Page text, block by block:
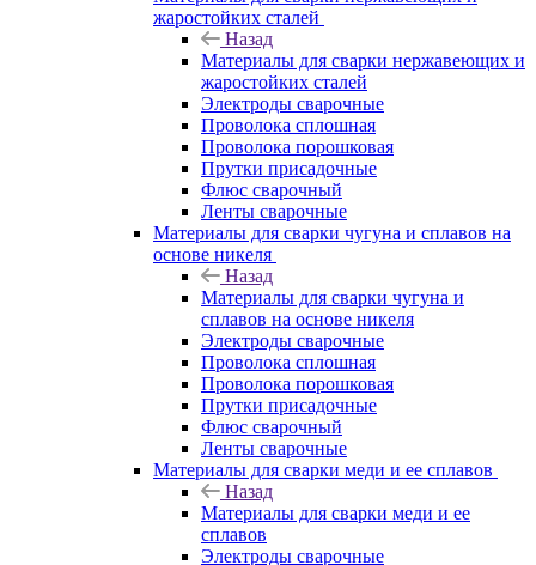
жаростойких сталей
Назад
Материалы для сварки нержавеющих и
жаростойких сталей
Электроды сварочные
Проволока сплошная
Проволока порошковая
Прутки присадочные
Флюс сварочный
Ленты сварочные
Материалы для сварки чугуна и сплавов на
основе никеля
Назад
Материалы для сварки чугуна и
сплавов на основе никеля
Электроды сварочные
Проволока сплошная
Проволока порошковая
Прутки присадочные
Флюс сварочный
Ленты сварочные
Материалы для сварки меди и ее сплавов
Назад
Материалы для сварки меди и ее
сплавов
Электроды сварочные